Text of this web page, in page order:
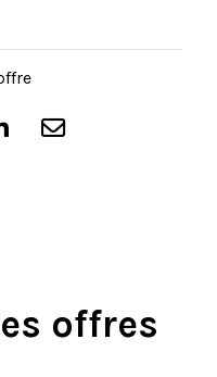
offres